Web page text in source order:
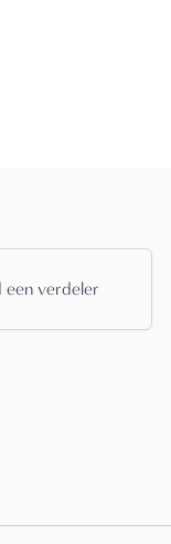
een verdeler